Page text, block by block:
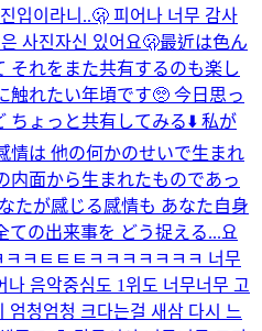
입이라니..🫢 피어나 너무 감사
사진자신 있어요🫢最近は色ん
それをまた共有するのも楽し
触れたい年頃です🥺 今日思っ
ちょっと共有してみる⬇️ 私が
情は 他の何かのせいで生まれ
内面から生まれたものであっ
たが感じる感情も あなた自身
ての出来事を どう捉える...요
ㅋㅌㅌㅌㅋㅋㅋㅋㅋㅋㅋ 너무
나 음악중심도 1위도 너무너무 고
엄청엄청 크다는걸 새삼 다시 느